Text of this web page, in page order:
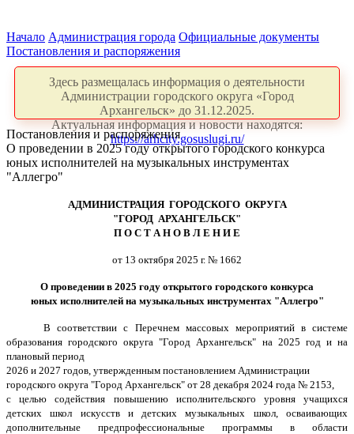
Начало Администрация города Официальные документы
Постановления и распоряжения
Здесь размещалась информация о деятельности
Администрации городского округа «Город
Архангельск» до 31.12.2025.
Актуальная информация и новости находятся:
https://arhcity.gosuslugi.ru/
Постановления и распоряжения
О проведении в 2025 году открытого городского конкурса
юных исполнителей на музыкальных инструментах
"Аллегро"
АДМИНИСТРАЦИЯ ГОРОДСКОГО ОКРУГА
"ГОРОД АРХАНГЕЛЬСК"
П О С Т А Н О В Л Е Н И Е
от 13 октября 2025 г. № 1662
О проведении в 2025 году открытого городского конкурса
юных исполнителей на музыкальных инструментах "Аллегро"
В соответствии с Перечнем массовых мероприятий в системе
образования городского округа"Город Архангельск" на 2025 год и на
плановый период
2026 и 2027 годов, утвержденным постановлением Администрации
городского округа "Город Архангельск" от 28 декабря 2024 года № 2153,
с целью содействия повышению исполнительского уровня учащихся
детских школ искусств и детских музыкальных школ, осваивающих
дополнительные предпрофессиональные программы в области